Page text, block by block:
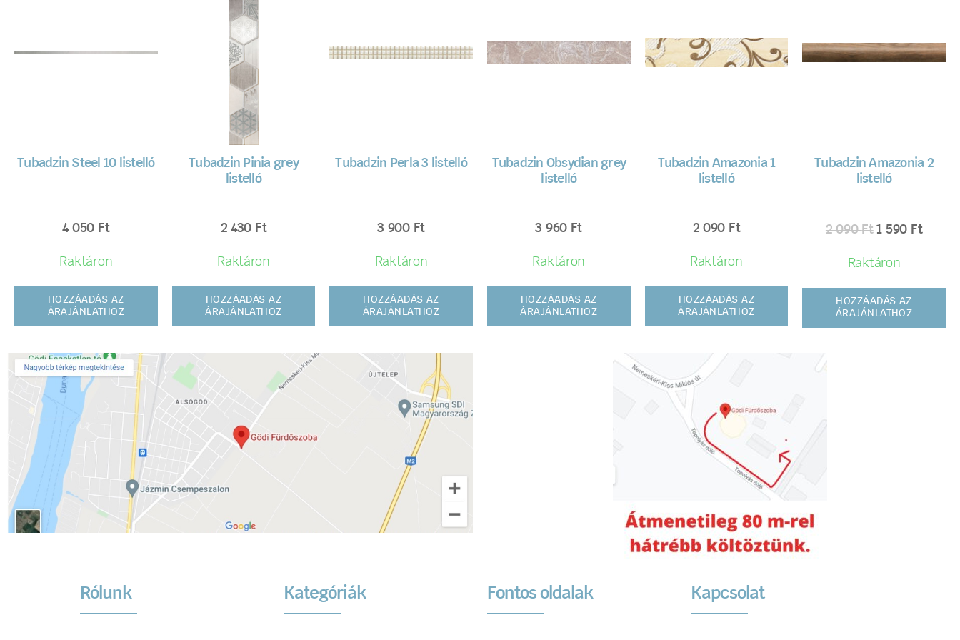
Tubadzin Steel 10 listelló
4 050 Ft
Raktáron
HOZZÁADÁS AZ
ÁRAJÁNLATHOZ
Tubadzin Pinia grey
listelló
2 430 Ft
Raktáron
HOZZÁADÁS AZ
ÁRAJÁNLATHOZ
Tubadzin Perla 3 listelló
3 900 Ft
Raktáron
HOZZÁADÁS AZ
ÁRAJÁNLATHOZ
Tubadzin Obsydian grey
listelló
3 960 Ft
Raktáron
HOZZÁADÁS AZ
ÁRAJÁNLATHOZ
Tubadzin Amazonia 1
listelló
2 090 Ft
Raktáron
HOZZÁADÁS AZ
ÁRAJÁNLATHOZ
Tubadzin Amazonia 2
listelló
2 090Ft 1 590 Ft
Raktáron
HOZZÁADÁS AZ
ÁRAJÁNLATHOZ
Rólunk Kategóriák Fontos oldalak Kapcsolat